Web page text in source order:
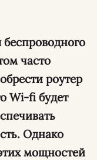
беспроводного
часто
роутер
Wi-fi будет
Однако
мощностей